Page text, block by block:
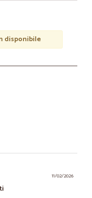
disponibile
11/02/2026